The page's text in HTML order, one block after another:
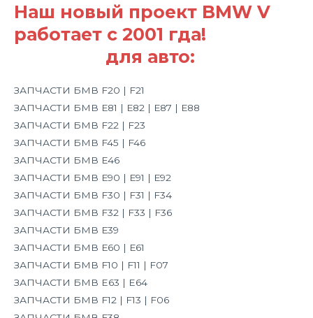
Наш новый проект BMW V
работает с 2001 гда!
для авто:
ЗАПЧАСТИ БМВ F20 | F21
ЗАПЧАСТИ БМВ Е81 | Е82 | Е87 | Е88
ЗАПЧАСТИ БМВ F22 | F23
ЗАПЧАСТИ БМВ F45 | F46
ЗАПЧАСТИ БМВ Е46
ЗАПЧАСТИ БМВ Е90 | Е91 | Е92
ЗАПЧАСТИ БМВ F30 | F31 | F34
ЗАПЧАСТИ БМВ F32 | F33 | F36
ЗАПЧАСТИ БМВ Е39
ЗАПЧАСТИ БМВ Е60 | Е61
ЗАПЧАСТИ БМВ F10 | F11 | F07
ЗАПЧАСТИ БМВ E63 | E64
ЗАПЧАСТИ БМВ F12 | F13 | F06